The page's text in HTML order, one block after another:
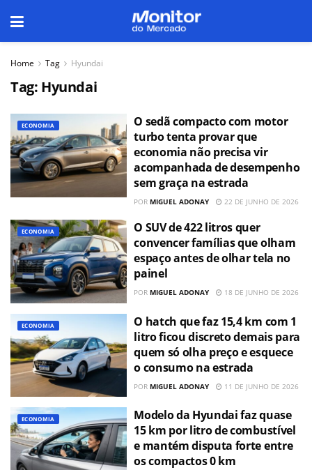
Home Tag Hyundai
Tag: Hyundai
ECONOMIA
O sedã compacto com motor
turbo tenta provar que
economia não precisa vir
acompanhada de desempenho
sem graça na estrada
POR MIGUEL ADONAY 22 DE JUNHO DE 2026
ECONOMIA
O SUV de 422 litros quer
convencer famílias que olham
espaço antes de olhar tela no
painel
POR MIGUEL ADONAY 18 DE JUNHO DE 2026
ECONOMIA
O hatch que faz 15,4 km com 1
litro ficou discreto demais para
quem só olha preço e esquece
o consumo na estrada
POR MIGUEL ADONAY 11 DE JUNHO DE 2026
ECONOMIA
Modelo da Hyundai faz quase
15 km por litro de combustível
e mantém disputa forte entre
os compactos 0 km